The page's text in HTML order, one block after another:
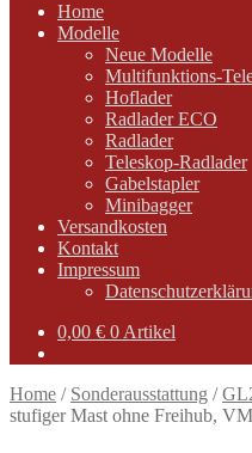
Home
Modelle
Neue Modelle
Multifunktions-
Hoflader
Radlader ECO
Radlader
Teleskop-Radlader
Gabelstapler
Minibagger
Versandkosten
Kontakt
Impressum
0,00 € 0 Artikel
Home / Sonderausstattung /
stufiger Mast ohne Freihub,